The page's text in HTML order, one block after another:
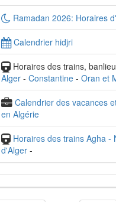
Ramadan 2026: Horaires
Calendrier hidjri
Horaires des trains,
Alger - Constantine - Oran et
Calendrier des vacances
en Algérie
Horaires des trains Agha -
d'Alger -